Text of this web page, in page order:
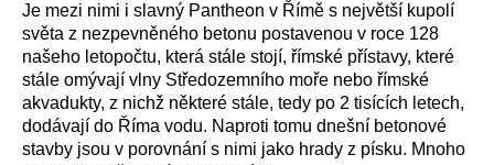
Je mezi nimi i slavný Pantheon v Římě s největší kupolí
světa z nezpevněného betonu postavenou v roce 128
našeho letopočtu, která stále stojí, římské přístavy, které
stále omývají vlny Středozemního moře nebo římské
akvadukty, z nichž některé stále, tedy po 2 tisících letech,
dodávají do Říma vodu. Naproti tomu dnešní betonové
stavby jsou v porovnání s nimi jako hrady z písku. Mnoho